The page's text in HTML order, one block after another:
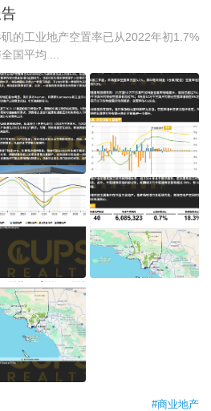
的工业地产空置率已从2022年初1.7%
国平均 ...
#商业地产